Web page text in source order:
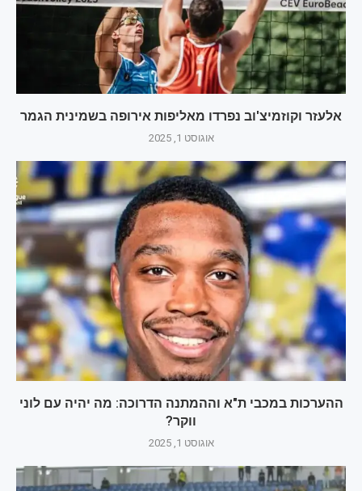
אלעזר וקוזמיצ'וב נפרדו מאליפות אירופה בשמינית הגמר
אוגוסט 1, 2025
ההערכות במכבי ת"א וההמתנה הדרוכה: מה יהיה עם לוני
ווקר?
אוגוסט 1, 2025